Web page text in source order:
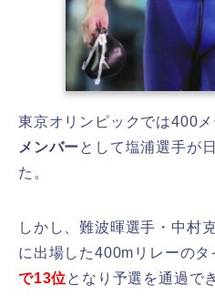
東京オリンピックでは400
メンバーとして塩浦選手が
た。
しかし、難波暉選手・中村
に出場した400mリレーのタ
で13位となり予選を通過で